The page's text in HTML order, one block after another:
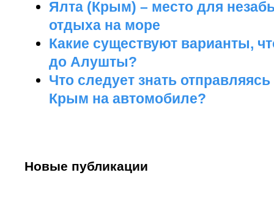
Ялта (Крым) – место для
отдыха на море
Какие существуют варианты,
до Алушты?
Что следует знать
Крым на автомобиле?
Новые публикации